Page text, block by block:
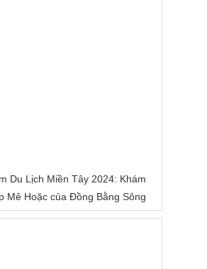
Du Lịch Miền Tây 2024: Khám
Mê Hoặc của Đồng Bằng Sông
Nước